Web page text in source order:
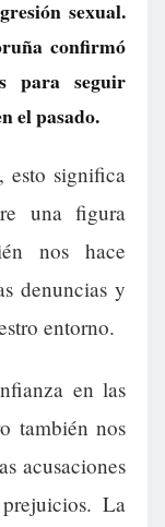
sexual.
confirmó
para seguir
el pasado.
esto significa
una figura
nos hace
denuncias y
entorno.
en las
también nos
acusaciones
La